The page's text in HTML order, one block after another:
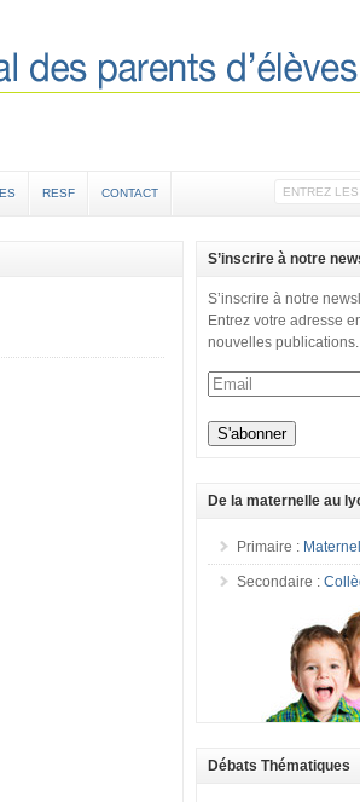
RESF CONTACT
S’inscrire à notre
S’inscrire à notre
Entrez votre adresse
nouvelles publications.
De la maternelle au
Primaire :
Secondaire :
Débats Thématiques